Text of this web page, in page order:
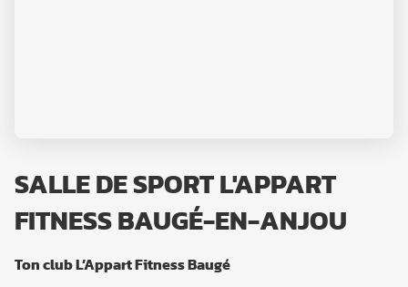
SALLE DE SPORT L'APPART
FITNESS BAUGÉ-EN-ANJOU
Ton club L’Appart Fitness Baugé